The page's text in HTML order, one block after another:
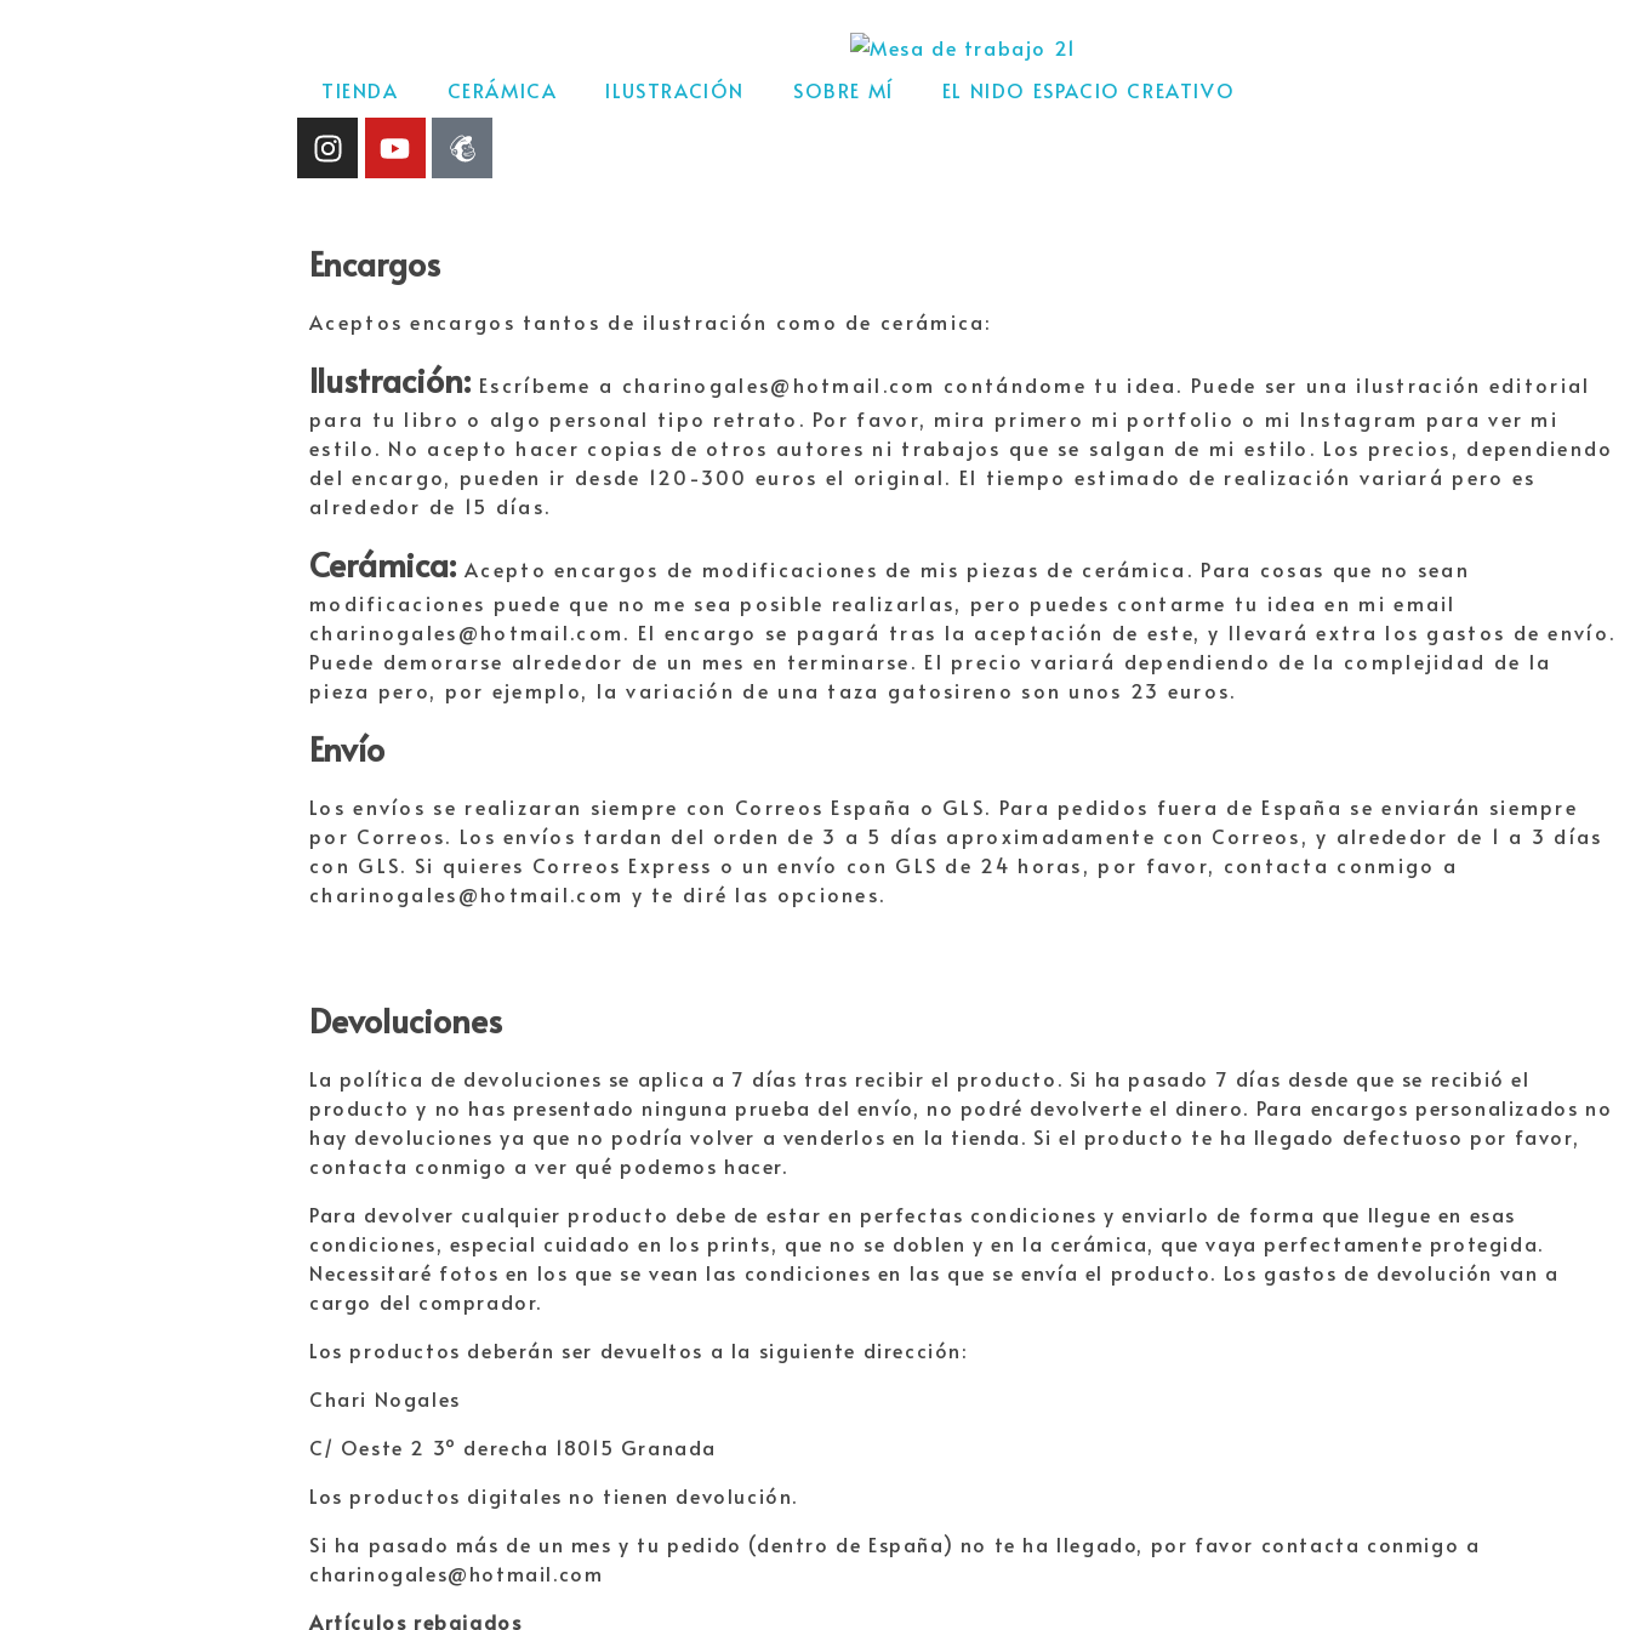
TIENDA CERÁMICA ILUSTRACIÓN SOBRE MÍ EL NIDO ESPACIO CREATIVO
Encargos
Aceptos encargos tantos de ilustración como de cerámica:
Ilustración: Escríbeme a charinogales@hotmail.com contándome tu idea. Puede ser una ilustración editorial
para tu libro o algo personal tipo retrato. Por favor, mira primero mi portfolio o mi Instagram para ver mi
estilo. No acepto hacer copias de otros autores ni trabajos que se salgan de mi estilo. Los precios, dependiendo
del encargo, pueden ir desde 120-300 euros el original. El tiempo estimado de realización variará pero es
alrededor de 15 días.
Cerámica: Acepto encargos de modificaciones de mis piezas de cerámica. Para cosas que no sean
modificaciones puede que no me sea posible realizarlas, pero puedes contarme tu idea en mi email
charinogales@hotmail.com. El encargo se pagará tras la aceptación de este, y llevará extra los gastos de envío.
Puede demorarse alrededor de un mes en terminarse. El precio variará dependiendo de la complejidad de la
pieza pero, por ejemplo, la variación de una taza gatosireno son unos 23 euros.
Envío
Los envíos se realizaran siempre con Correos España o GLS. Para pedidos fuera de España se enviarán siempre
por Correos. Los envíos tardan del orden de 3 a 5 días aproximadamente con Correos, y alrededor de 1 a 3 días
con GLS. Si quieres Correos Express o un envío con GLS de 24 horas, por favor, contacta conmigo a
charinogales@hotmail.com y te diré las opciones.
Devoluciones
La política de devoluciones se aplica a 7 días tras recibir el producto. Si ha pasado 7 días desde que se recibió el
producto y no has presentado ninguna prueba del envío, no podré devolverte el dinero. Para encargos personalizados no
hay devoluciones ya que no podría volver a venderlos en la tienda. Si el producto te ha llegado defectuoso por favor,
contacta conmigo a ver qué podemos hacer.
Para devolver cualquier producto debe de estar en perfectas condiciones y enviarlo de forma que llegue en esas
condiciones, especial cuidado en los prints, que no se doblen y en la cerámica, que vaya perfectamente protegida.
Necessitaré fotos en los que se vean las condiciones en las que se envía el producto. Los gastos de devolución van a
cargo del comprador.
Los productos deberán ser devueltos a la siguiente dirección:
Chari Nogales
C/ Oeste 2 3º derecha 18015 Granada
Los productos digitales no tienen devolución.
Si ha pasado más de un mes y tu pedido (dentro de España) no te ha llegado, por favor contacta conmigo a
charinogales@hotmail.com
Artículos rebajados